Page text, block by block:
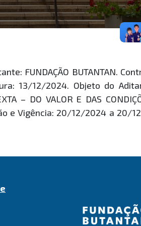
FUNDAÇÃO BUTANTAN.
13/12/2024. Objeto do
– DO VALOR E DAS
e Vigência: 20/12/2024 a 20/